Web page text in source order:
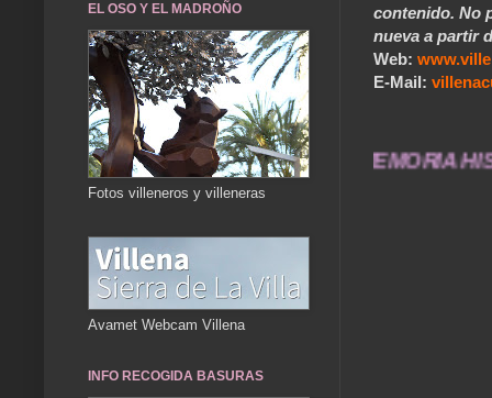
contenido. No
nueva a partir
Web:
E-Mail:
UN SERVICIO A LA MEMORIA
EL OSO Y EL MADROÑO
Fotos villeneros y villeneras
Avamet Webcam Villena
INFO RECOGIDA BASURAS